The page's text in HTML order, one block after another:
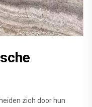
zich door hun